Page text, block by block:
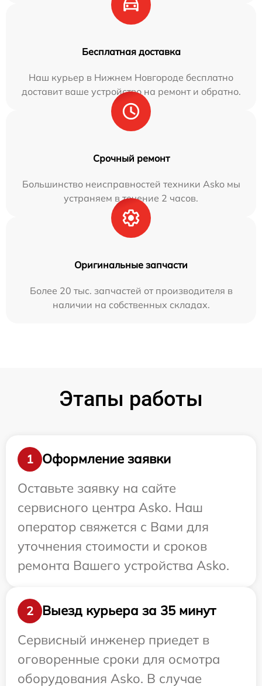
Бесплатная доставка
Наш курьер в Нижнем Новгороде бесплатно
доставит ваше устройство на ремонт и обратно.
Срочный ремонт
Большинство неисправностей техники Asko мы
устраняем в течение 2 часов.
Оригинальные запчасти
Более 20 тыс. запчастей от производителя в
наличии на собственных складах.
Этапы работы
1
Оформление заявки
Оставьте заявку на сайте
сервисного центра Asko. Наш
оператор свяжется с Вами для
уточнения стоимости и сроков
ремонта Вашего устройства Asko.
2
Выезд курьера за 35 минут
Сервисный инженер приедет в
оговоренные сроки для осмотра
оборудования Asko. В случае